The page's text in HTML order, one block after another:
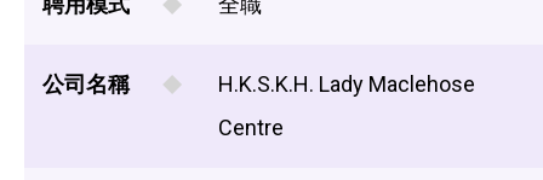
公司名稱
H.K.S.K.H. Lady Maclehose
Centre